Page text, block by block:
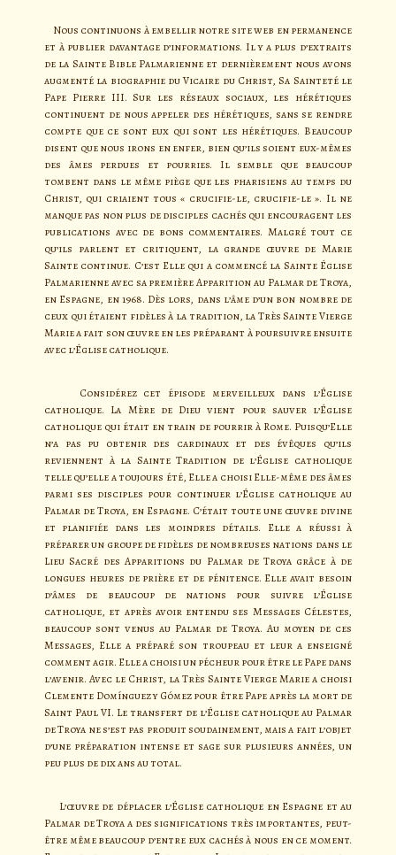
Nous continuons à embellir notre site web en permanence
et à publier davantage d’informations. Il y a plus d’extraits
de la Sainte Bible Palmarienne et dernièrement nous avons
augmenté la biographie du Vicaire du Christ, Sa Sainteté le
Pape Pierre III. Sur les réseaux sociaux, les hérétiques
continuent de nous appeler des hérétiques, sans se rendre
compte que ce sont eux qui sont les hérétiques. Beaucoup
disent que nous irons en enfer, bien qu’ils soient eux-mêmes
des âmes perdues et pourries. Il semble que beaucoup
tombent dans le même piège que les pharisiens au temps du
Christ, qui criaient tous « crucifie-le, crucifie-le ». Il ne
manque pas non plus de disciples cachés qui encouragent les
publications avec de bons commentaires. Malgré tout ce
qu’ils parlent et critiquent, la grande œuvre de Marie
Sainte continue. C’est Elle qui a commencé la Sainte Église
Palmarienne avec sa première Apparition au Palmar de Troya,
en Espagne, en 1968. Dès lors, dans l’âme d’un bon nombre de
ceux qui étaient fidèles à la tradition, la Très Sainte Vierge
Marie a fait son œuvre en les préparant à poursuivre ensuite
avec l’Église catholique.
Considérez cet épisode merveilleux dans l’Église
catholique. La Mère de Dieu vient pour sauver l’Église
catholique qui était en train de pourrir à Rome. Puisqu’Elle
n’a pas pu obtenir des cardinaux et des évêques qu’ils
reviennent à la Sainte Tradition de l’Église catholique
telle qu’elle a toujours été, Elle a choisi Elle-même des âmes
parmi ses disciples pour continuer l’Église catholique au
Palmar de Troya, en Espagne. C’était toute une œuvre divine
et planifiée dans les moindres détails. Elle a réussi à
préparer un groupe de fidèles de nombreuses nations dans le
Lieu Sacré des Apparitions du Palmar de Troya grâce à de
longues heures de prière et de pénitence. Elle avait besoin
d’âmes de beaucoup de nations pour suivre l’Église
catholique, et après avoir entendu ses Messages Célestes,
beaucoup sont venus au Palmar de Troya. Au moyen de ces
Messages, Elle a préparé son troupeau et leur a enseigné
comment agir. Elle a choisi un pécheur pour être le Pape dans
l’avenir. Avec le Christ, la Très Sainte Vierge Marie a choisi
Clemente Domínguez y Gómez pour être Pape après la mort de
Saint Paul VI. Le transfert de l’Église catholique au Palmar
de Troya ne s’est pas produit soudainement, mais a fait l’objet
d’une préparation intense et sage sur plusieurs années, un
peu plus de dix ans au total.
L’œuvre de déplacer l’Église catholique en Espagne et au
Palmar de Troya a des significations très importantes, peut-
être même beaucoup d’entre eux cachés à nous en ce moment.